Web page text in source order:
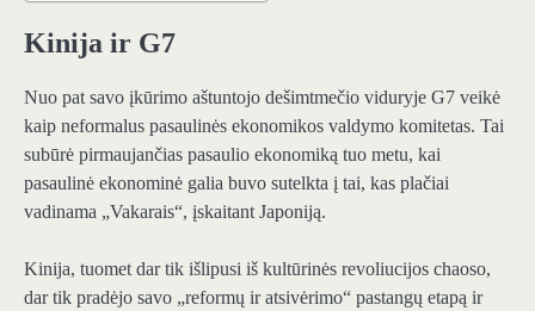
Kinija ir G7
Nuo pat savo įkūrimo aštuntojo dešimtmečio viduryje G7 veikė
kaip neformalus pasaulinės ekonomikos valdymo komitetas. Tai
subūrė pirmaujančias pasaulio ekonomiką tuo metu, kai
pasaulinė ekonominė galia buvo sutelkta į tai, kas plačiai
vadinama „Vakarais“, įskaitant Japoniją.
Kinija, tuomet dar tik išlipusi iš kultūrinės revoliucijos chaoso,
dar tik pradėjo savo „reformų ir atsivėrimo“ pastangų etapą ir